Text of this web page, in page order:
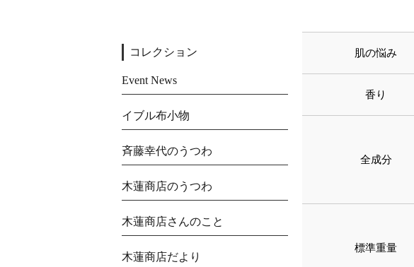
肌の悩み
香り
全成分
標準重量
コレクション
Event News
イブル布小物
斉藤幸代のうつわ
木蓮商店のうつわ
木蓮商店さんのこと
木蓮商店だより